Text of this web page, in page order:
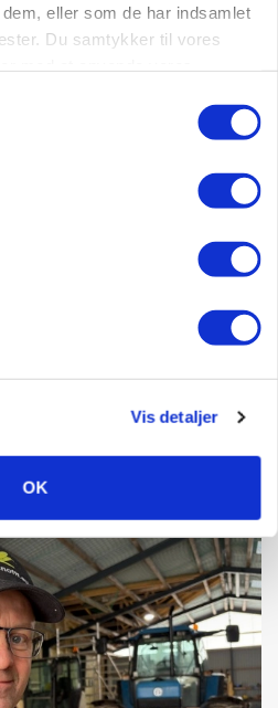
eller som de har indsamlet
Du samtykker til vores
Vis detaljer
OK
23 procent